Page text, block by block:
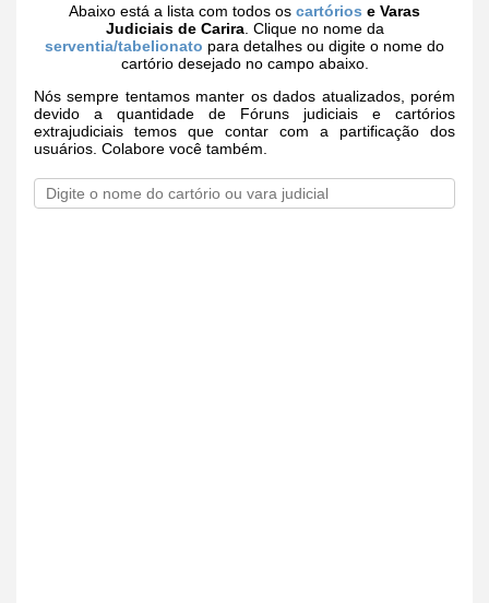
Abaixo está a lista com todos os cartórios e Varas
Judiciais de Carira. Clique no nome da
serventia/tabelionato para detalhes ou digite o nome do
cartório desejado no campo abaixo.
Nós sempre tentamos manter os dados atualizados, porém
devido a quantidade de Fóruns judiciais e cartórios
extrajudiciais temos que contar com a partificação dos
usuários. Colabore você também.